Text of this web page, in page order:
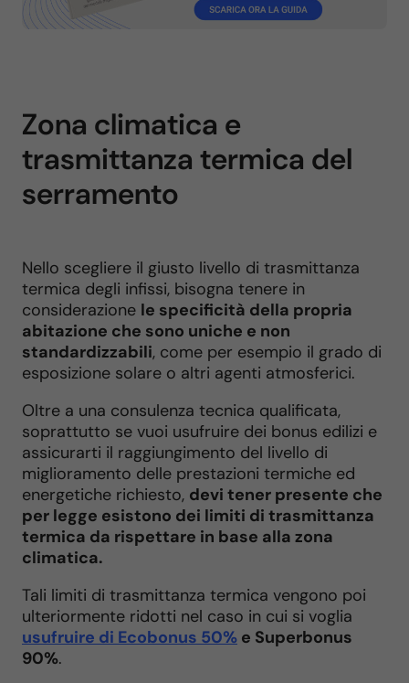
Zona climatica e
trasmittanza termica del
serramento
Nello scegliere il giusto livello di trasmittanza
termica degli infissi, bisogna tenere in
considerazione le specificità della propria
abitazione che sono uniche e non
standardizzabili, come per esempio il grado di
esposizione solare o altri agenti atmosferici.
Oltre a una consulenza tecnica qualificata,
soprattutto se vuoi usufruire dei bonus edilizi e
assicurarti il raggiungimento del livello di
miglioramento delle prestazioni termiche ed
energetiche richiesto, devi tener presente che
per legge esistono dei limiti di trasmittanza
termica da rispettare in base alla zona
climatica.
Tali limiti di trasmittanza termica vengono poi
ulteriormente ridotti nel caso in cui si voglia
usufruire di Ecobonus 50% e Superbonus
90%.